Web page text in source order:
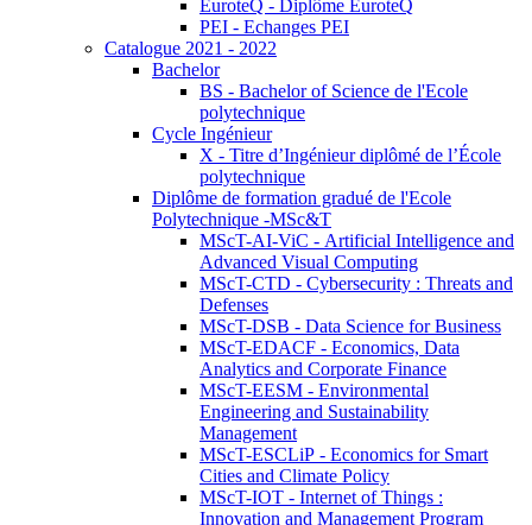
EuroteQ - Diplôme EuroteQ
PEI - Echanges PEI
Catalogue 2021 - 2022
Bachelor
BS - Bachelor of Science de l'Ecole
polytechnique
Cycle Ingénieur
X - Titre d’Ingénieur diplômé de l’École
polytechnique
Diplôme de formation gradué de l'Ecole
Polytechnique -MSc&T
MScT-AI-ViC - Artificial Intelligence and
Advanced Visual Computing
MScT-CTD - Cybersecurity : Threats and
Defenses
MScT-DSB - Data Science for Business
MScT-EDACF - Economics, Data
Analytics and Corporate Finance
MScT-EESM - Environmental
Engineering and Sustainability
Management
MScT-ESCLiP - Economics for Smart
Cities and Climate Policy
MScT-IOT - Internet of Things :
Innovation and Management Program